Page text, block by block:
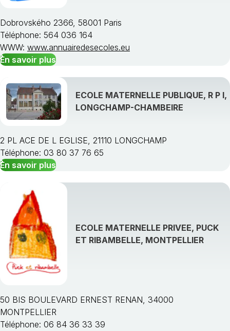
Dobrovského 2366, 58001 Paris
Téléphone: 564 036 164
WWW: www.annuairedesecoles.eu
En savoir plus
ECOLE MATERNELLE PUBLIQUE, R P I,
LONGCHAMP-CHAMBEIRE
2 PL ACE DE L EGLISE, 21110 LONGCHAMP
Téléphone: 03 80 37 76 65
En savoir plus
ECOLE MATERNELLE PRIVEE, PUCK
ET RIBAMBELLE, MONTPELLIER
50 BIS BOULEVARD ERNEST RENAN, 34000
MONTPELLIER
Téléphone: 06 84 36 33 39